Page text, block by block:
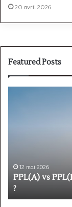
20 avril 2026
Featured Posts
en
Afrique
12 mai 2026
PPL(A) vs
?